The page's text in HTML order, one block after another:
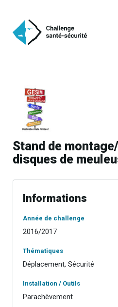
Stand de
disques de
Informations
Année de challenge
2016/2017
Thématiques
Déplacement, Sécurité
Installation / Outils
Parachèvement